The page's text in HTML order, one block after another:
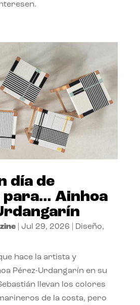
día de
Ainhoa
| Jul 29, 2026 Diseño,
hace la artista y
Pérez-Urdangarín en su
llevan los colores
de la costa, pero